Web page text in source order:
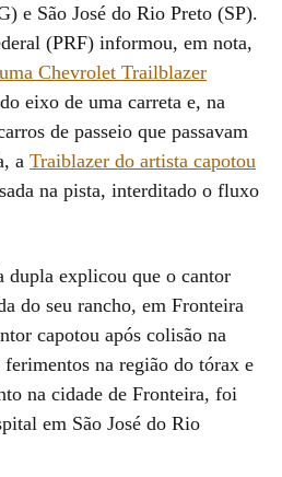
e São José do Rio Preto (SP).
(PRF) informou, em nota,
Chevrolet Trailblazer
eixo de uma carreta e, na
de passeio que passavam
a Traiblazer do artista capotou
na pista, interditado o fluxo
dupla explicou que o cantor
do seu rancho, em Fronteira
capotou após colisão na
na região do tórax e
na cidade de Fronteira, foi
em São José do Rio